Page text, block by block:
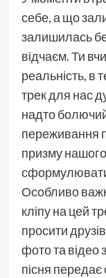
себе, а що
залишилась
відчаєм. Ти
реальність, в
трек для нас
надто
переживання
призму
сформулювати
Особливо
кліпу на цей
просити
фото та відео
пісня передає